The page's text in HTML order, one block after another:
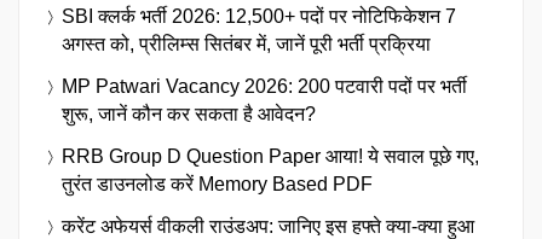
SBI क्लर्क भर्ती 2026: 12,500+ पदों पर नोटिफिकेशन 7
अगस्त को, प्रीलिम्स सितंबर में, जानें पूरी भर्ती प्रक्रिया
MP Patwari Vacancy 2026: 200 पटवारी पदों पर भर्ती
शुरू, जानें कौन कर सकता है आवेदन?
RRB Group D Question Paper आया! ये सवाल पूछे गए,
तुरंत डाउनलोड करें Memory Based PDF
करेंट अफेयर्स वीकली राउंडअप: जानिए इस हफ्ते क्या-क्या हुआ